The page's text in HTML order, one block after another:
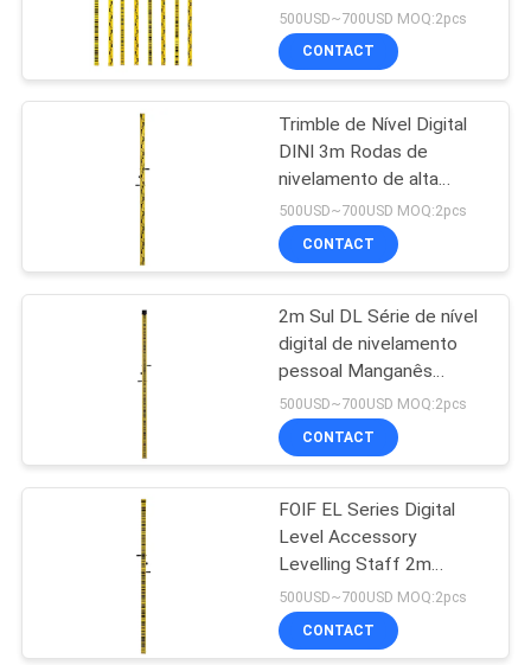
Pessoal de
nivelamento
telescópico
Adaptador de
Tribrach
Tripés do
instrumento
Sokkia SDL Nível e níveis
ópticos
500USD~700USD MOQ:2pcs
CONTACT
Trimble de Nível Digital
DINI 3m Rodas de
nivelamento de alta
precisão Manganês
500USD~700USD MOQ:2pcs
CONTACT
2m Sul DL Série de nível
digital de nivelamento
pessoal Manganês
Instrumentos de
pesquisa Acessório
500USD~700USD MOQ:2pcs
CONTACT
FOIF EL Series Digital
Level Accessory
Levelling Staff 2m
Manganese Rods With
High Accuracy
500USD~700USD MOQ:2pcs
CONTACT